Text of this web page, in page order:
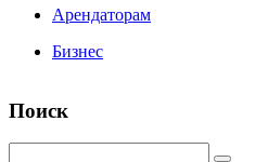
Арендаторам
Бизнес
Поиск